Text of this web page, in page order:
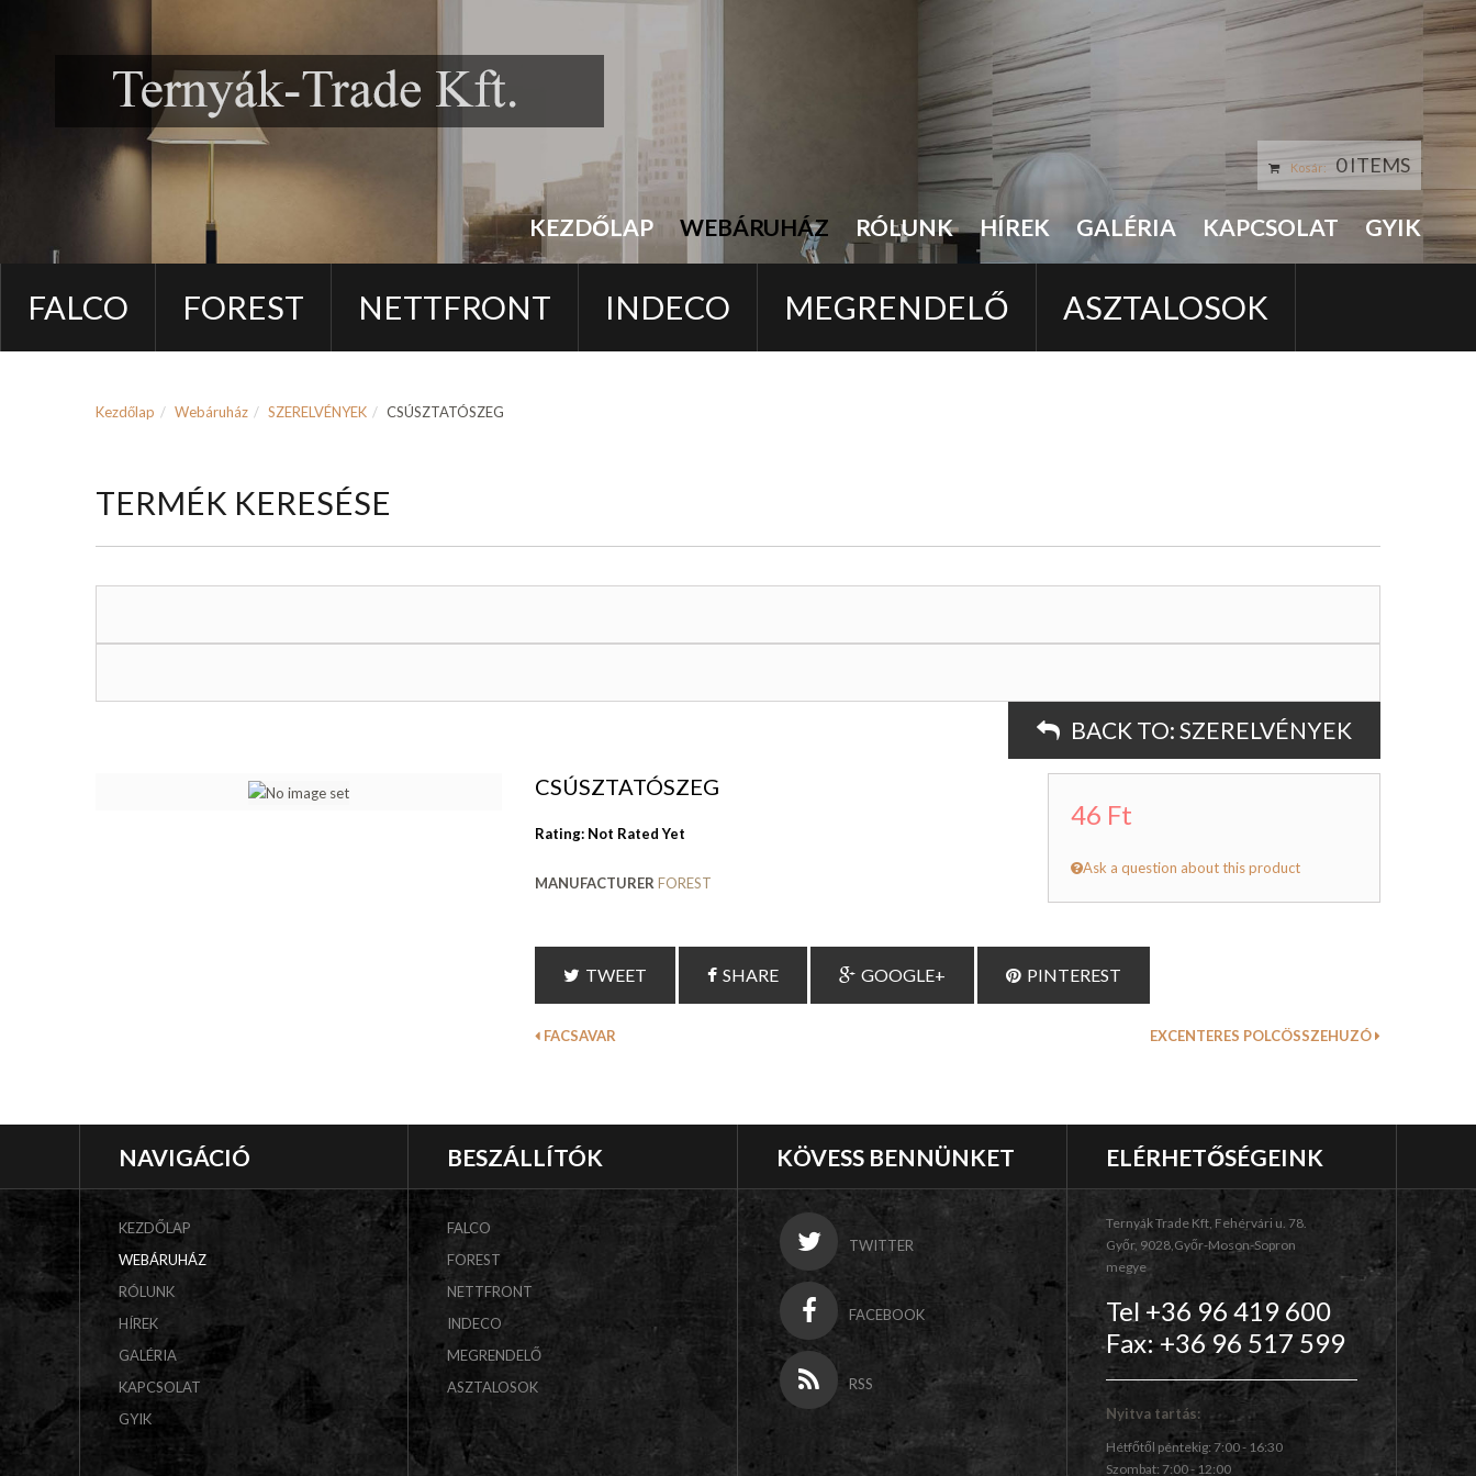
KEZDŐLAP WEBÁRUHÁZ RÓLUNK HÍREK GALÉRIA KAPCSOLAT GYIK
Kosár: 0 ITEMS
FALCO FOREST NETTFRONT INDECO MEGRENDELŐ ASZTALOSOK
Kezdőlap Webáruház SZERELVÉNYEK CSÚSZTATÓSZEG
TERMÉK KERESÉSE
BACK TO: SZERELVÉNYEK
CSÚSZTATÓSZEG
Rating: Not Rated Yet
MANUFACTURER FOREST
46 Ft
Ask a question about this product
TWEET SHARE GOOGLE+ PINTEREST
FACSAVAR EXCENTERES POLCÖSSZEHUZÓ
NAVIGÁCIÓ
KEZDŐLAP
WEBÁRUHÁZ
RÓLUNK
HÍREK
GALÉRIA
KAPCSOLAT
GYIK
BESZÁLLÍTÓK
FALCO
FOREST
NETTFRONT
INDECO
MEGRENDELŐ
ASZTALOSOK
KÖVESS BENNÜNKET
TWITTER
FACEBOOK
RSS
ELÉRHETŐSÉGEINK
Ternyák Trade Kft, Fehérvári u. 78.
Győr, 9028,Győr-Moson-Sopron
megye
Tel +36 96 419 600
Fax: +36 96 517 599
Nyitva tartás:
Hétfőtől péntekig: 7:00 - 16:30
Szombat: 7:00 - 12:00